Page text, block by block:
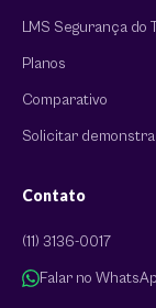
LMS Segurança do
Planos
Comparativo
Solicitar
Contato
(11) 3136-0017
Falar no